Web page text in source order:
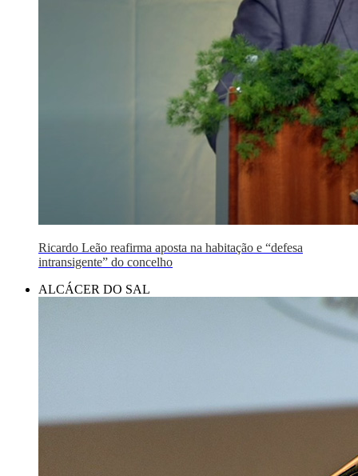
Ricardo Leão reafirma aposta na habitação e “defesa
intransigente” do concelho
ALCÁCER DO SAL